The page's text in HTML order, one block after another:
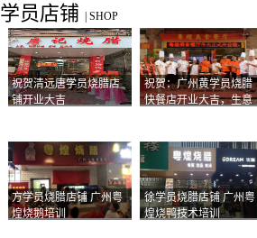
学员店铺 SHOP
祝贺清远唐学员烧腊店
铺开业大吉
祝贺：广州黄学员烧腊
快餐店开业大吉，生意
方学员烧腊店铺 广州粤
煌烧鹅培训
徐学员烧腊店铺 广州粤
煌烧鸭技术培训